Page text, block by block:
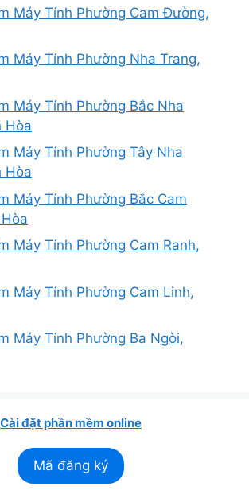
Máy Tính Phường Cam Đường,
Máy Tính Phường Nha Trang,
Máy Tính Phường Bắc Nha
Hòa
Máy Tính Phường Tây Nha
Hòa
Máy Tính Phường Bắc Cam
Máy Tính Phường Cam Ranh,
Máy Tính Phường Cam Linh,
Máy Tính Phường Ba Ngòi,
Cài đặt phần mềm online
Mã đăng ký